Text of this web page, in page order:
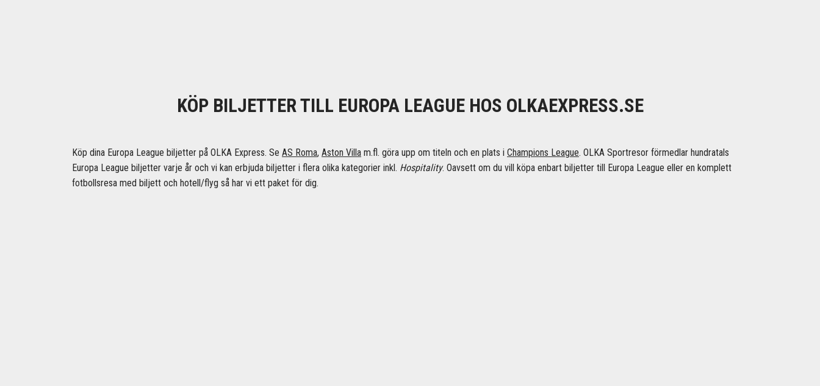
KÖP BILJETTER TILL EUROPA LEAGUE HOS OLKAEXPRESS.SE
Köp dina Europa League biljetter på OLKA Express. Se AS Roma, Aston Villa m.fl. göra upp om titeln och en plats i Champions League. OLKA Sportresor förmedlar hundratals
Europa League biljetter varje år och vi kan erbjuda biljetter i flera olika kategorier inkl. Hospitality. Oavsett om du vill köpa enbart biljetter till Europa League eller en komplett
fotbollsresa med biljett och hotell/flyg så har vi ett paket för dig.